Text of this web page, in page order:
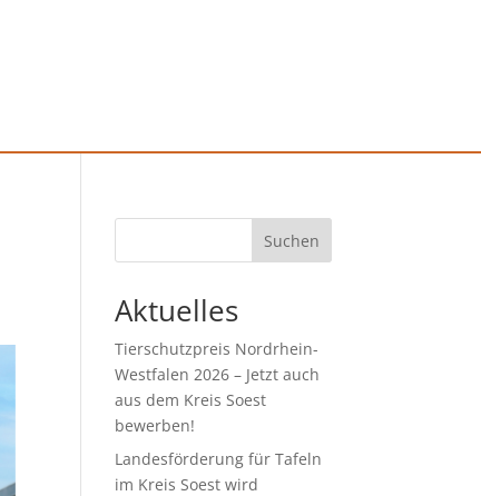
Suchen
Aktuelles
Tierschutzpreis Nordrhein-
Westfalen 2026 – Jetzt auch
aus dem Kreis Soest
bewerben!
Landesförderung für Tafeln
im Kreis Soest wird